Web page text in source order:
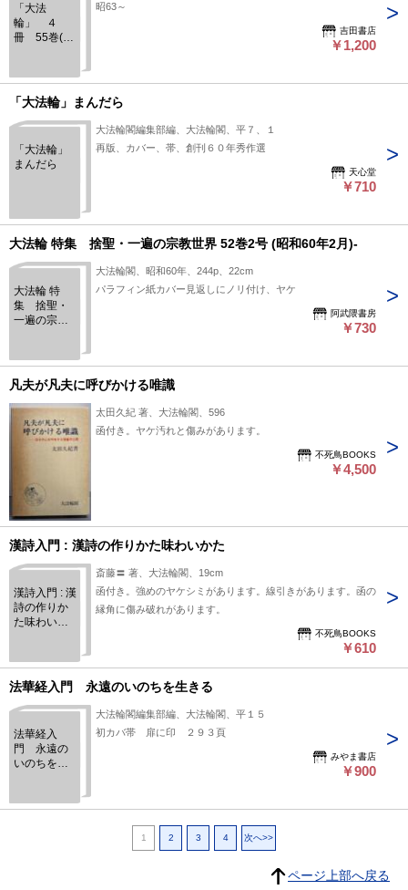
「大法
輪」 ４
冊 55巻(昭
元)6号/58巻
7号
昭63～
吉田書店
￥1,200
「大法輪」まんだら
「大法輪」
まんだら
大法輪閣編集部編、大法輪閣、平７、１
再版、カバー、帯、創刊６０年秀作選
天心堂
￥710
大法輪 特集 捨聖・一遍の宗教世界 52巻2号 (昭和60年2月)-
大法輪 特
集 捨聖・
一遍の宗教
2月)-
大法輪閣、昭和60年、244p、22cm
パラフィン紙カバー見返しにノリ付け、ヤケ
阿武隈書房
￥730
凡夫が凡夫に呼びかける唯識
太田久紀 著、大法輪閣、596
函付き。ヤケ汚れと傷みがあります。
不死鳥BOOKS
￥4,500
漢詩入門 : 漢詩の作りかた味わいかた
漢詩入門 : 漢
詩の作りか
た味わいか
斎藤〓 著、大法輪閣、19cm
函付き。強めのヤケシミがあります。線引きがあります。函の
縁角に傷み破れがあります。
不死鳥BOOKS
￥610
法華経入門 永遠のいのちを生きる
法華経入
門 永遠の
いのちを生
大法輪閣編集部編、大法輪閣、平１５
初カバ帯 扉に印 ２９３頁
みやま書店
￥900
1 2 3 4 次へ>>
ページ上部へ戻る